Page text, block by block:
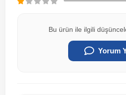
Bu ürün ile ilgili
Yorum